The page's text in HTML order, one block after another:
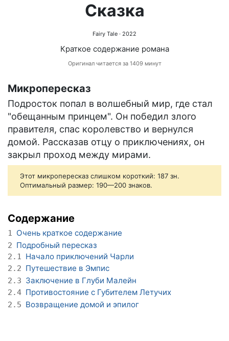
Сказка
Fairy Tale · 2022
Краткое содержание романа
Оригинал читается за 1409 минут
Микропересказ
Подросток попал в волшебный мир, где стал
"обещанным принцем". Он победил злого
правителя, спас королевство и вернулся
домой. Рассказав отцу о приключениях, он
закрыл проход между мирами.
Этот микропересказ слишком короткий: 187 зн.
Оптимальный размер: 190—200 знаков.
Содержание
1 Очень краткое содержание
2 Подробный пересказ
2.1 Начало приключений Чарли
2.2 Путешествие в Эмпис
2.3 Заключение в Глуби Малейн
2.4 Противостояние с Губителем Летучих
2.5 Возвращение домой и эпилог